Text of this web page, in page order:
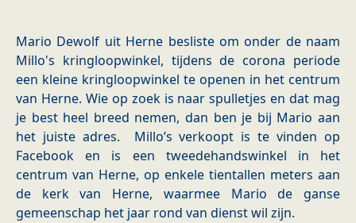
Mario Dewolf uit Herne besliste om onder de naam
Millo's kringloopwinkel, tijdens de corona periode
een kleine kringloopwinkel te openen in het centrum
van Herne. Wie op zoek is naar spulletjes en dat mag
je best heel breed nemen, dan ben je bij Mario aan
het juiste adres. Millo’s verkoopt is te vinden op
Facebook en is een tweedehandswinkel in het
centrum van Herne, op enkele tientallen meters aan
de kerk van Herne, waarmee Mario de ganse
gemeenschap het jaar rond van dienst wil zijn.